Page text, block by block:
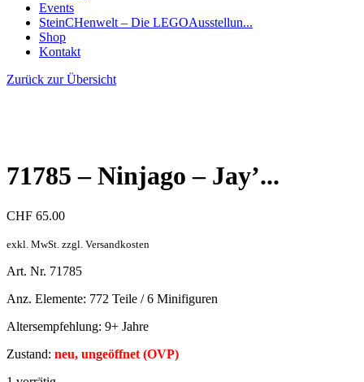
Events
SteinCHenwelt – Die LEGOAusstellun...
Shop
Kontakt
Zurück zur Übersicht
71785 – Ninjago – Jay’...
CHF 65.00
exkl. MwSt. zzgl. Versandkosten
Art. Nr. 71785
Anz. Elemente: 772 Teile / 6 Minifiguren
Altersempfehlung: 9+ Jahre
Zustand: neu, ungeöffnet (OVP)